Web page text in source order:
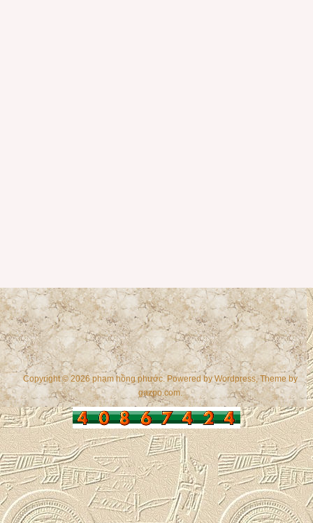
Copyright © 2026 phạm hồng phước. Powered byWordpress, Theme by
gazpo.com.